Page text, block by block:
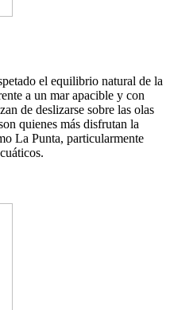
el equilibrio natural de la
a un mar apacible y con
de deslizarse sobre las olas
quienes más disfrutan la
La Punta, particularmente